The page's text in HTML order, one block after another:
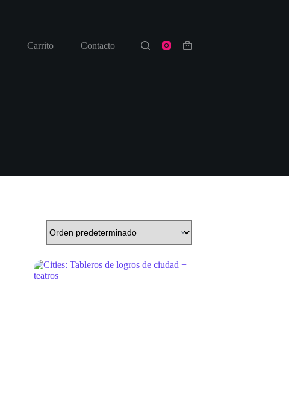
Carrito Contacto
Shopping